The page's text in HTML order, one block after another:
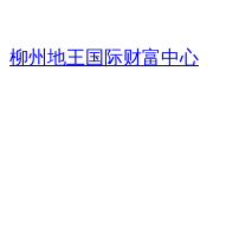
柳州地王国际财富中心